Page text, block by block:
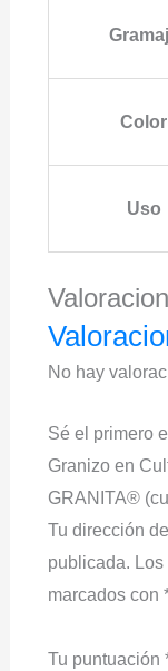
Color
Uso
No hay
Sé el primero
Granizo en
GRANITA®
Tu dirección
publicada.
marcados con
Tu puntuación